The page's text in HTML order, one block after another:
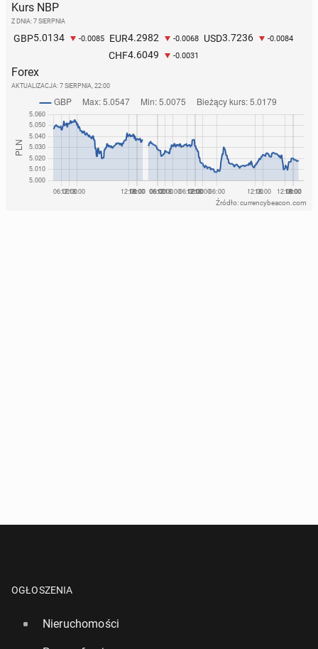
Kurs NBP
Z DNIA: 7 SIERPNIA
GBP5.0134 -0.0085 EUR4.2982 -0.0068 USD3.7236 -0.0084
CHF4.6049 -0.0031
Forex
AKTUALIZACJA: 7 SIERPNIA, 22:00
Źródło: currencybeacon.com
OGŁOSZENIA
Nieruchomości